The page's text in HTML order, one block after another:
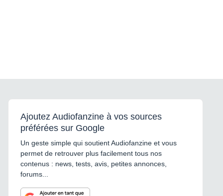
Ajoutez Audiofanzine à vos sources
préférées sur Google
Un geste simple qui soutient Audiofanzine et vous
permet de retrouver plus facilement tous nos
contenus : news, tests, avis, petites annonces,
forums...